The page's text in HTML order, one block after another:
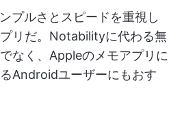
プルさとスピードを重視し
リだ。Notabilityに代わる無
なく、Appleのメモアプリに
Androidユーザーにもおす